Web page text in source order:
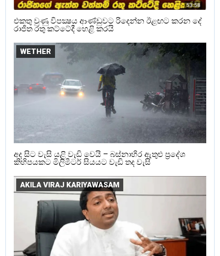
එකතු වුණු විපක්‍ෂය ආණ්ඩුවට රිදෙන්න ඊළඟට කරන දේ
රාජිත රතු කට්ටේදී හෙළි කරයි
WETHER
අද සිට වැසි යළි වැඩි වෙයි – බස්නාහිර ඇතුළු ප්‍රදේශ
කිහිපයකට මිලිමීටර් සියයට වැඩි තද වැසි
AKILA VIRAJ KARIYAWASAM